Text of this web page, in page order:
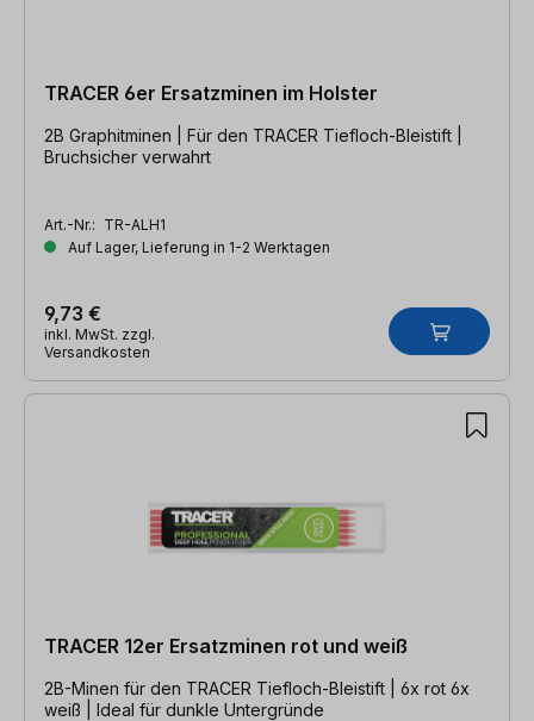
TRACER 6er Ersatzminen im Holster
2B Graphitminen | Für den TRACER Tiefloch-Bleistift |
Bruchsicher verwahrt
Art.-Nr.: TR-ALH1
Auf Lager, Lieferung in 1-2 Werktagen
9,73 €
inkl. MwSt. zzgl.
Versandkosten
TRACER 12er Ersatzminen rot und weiß
2B-Minen für den TRACER Tiefloch-Bleistift | 6x rot 6x
weiß | Ideal für dunkle Untergründe